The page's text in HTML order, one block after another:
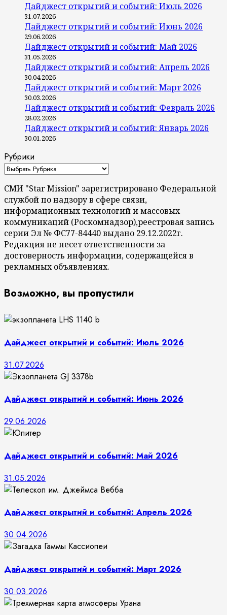
Дайджест открытий и событий: Июль 2026
31.07.2026
Дайджест открытий и событий: Июнь 2026
29.06.2026
Дайджест открытий и событий: Май 2026
31.05.2026
Дайджест открытий и событий: Апрель 2026
30.04.2026
Дайджест открытий и событий: Март 2026
30.03.2026
Дайджест открытий и событий: Февраль 2026
28.02.2026
Дайджест открытий и событий: Январь 2026
30.01.2026
Рубрики
СМИ "Star Mission" зарегистрировано Федеральной
службой по надзору в сфере связи,
информационных технологий и массовых
коммуникаций (Роскомнадзор),реестровая запись
серии Эл № ФС77-84440 выдано 29.12.2022г.
Редакция не несет ответственности за
достоверность информации, содержащейся в
рекламных объявлениях.
Возможно, вы пропустили
Дайджест открытий и событий: Июль 2026
31.07.2026
Дайджест открытий и событий: Июнь 2026
29.06.2026
Дайджест открытий и событий: Май 2026
31.05.2026
Дайджест открытий и событий: Апрель 2026
30.04.2026
Дайджест открытий и событий: Март 2026
30.03.2026